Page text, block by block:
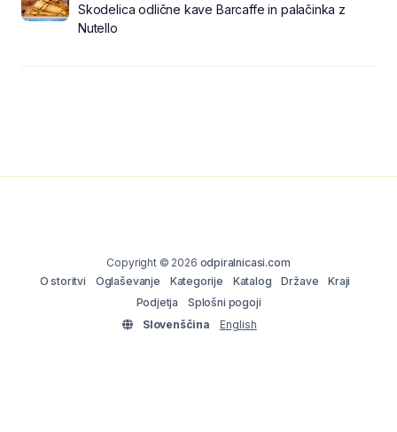
Skodelica odlične kave Barcaffe in palačinka z
Nutello
Copyright © 2026 odpiralnicasi.com
O storitvi
Oglaševanje Kategorije Katalog Države
Kraji
Podjetja
Splošni pogoji
Slovenščina
English